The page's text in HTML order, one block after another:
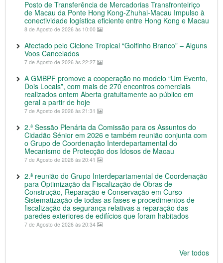
Posto de Transferência de Mercadorias Transfronteiriço
de Macau da Ponte Hong Kong-Zhuhai-Macau Impulso à
conectividade logística eficiente entre Hong Kong e Macau
8 de Agosto de 2026 às 10:00
Afectado pelo Ciclone Tropical “Golfinho Branco” – Alguns
Voos Cancelados
7 de Agosto de 2026 às 22:27
A GMBPF promove a cooperação no modelo “Um Evento,
Dois Locais”, com mais de 270 encontros comerciais
realizados ontem Aberta gratuitamente ao público em
geral a partir de hoje
7 de Agosto de 2026 às 21:31
2.ª Sessão Plenária da Comissão para os Assuntos do
Cidadão Sénior em 2026 e também reunião conjunta com
o Grupo de Coordenação Interdepartamental do
Mecanismo de Protecção dos Idosos de Macau
7 de Agosto de 2026 às 20:41
2.ª reunião do Grupo Interdepartamental de Coordenação
para Optimização da Fiscalização de Obras de
Construção, Reparação e Conservação em Curso
Sistematização de todas as fases e procedimentos de
fiscalização da segurança relativas a reparação das
paredes exteriores de edifícios que foram habitados
7 de Agosto de 2026 às 20:34
Ver todos